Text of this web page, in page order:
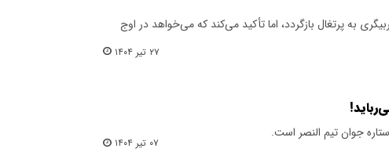
به پرتغال بازگردد، اما تأکید می‌کند که می‌خواهد در اوج
۲۷ تیر ۱۴۰۴
جوان تیم النصر است.
۰۷ تیر ۱۴۰۴